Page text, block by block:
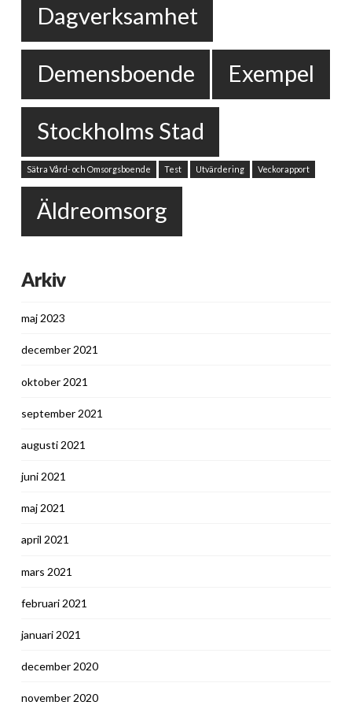
Dagverksamhet
Demensboende Exempel
Stockholms Stad
Sätra Vård- och Omsorgsboende Test Utvärdering Veckorapport
Äldreomsorg
Arkiv
maj 2023
december 2021
oktober 2021
september 2021
augusti 2021
juni 2021
maj 2021
april 2021
mars 2021
februari 2021
januari 2021
december 2020
november 2020